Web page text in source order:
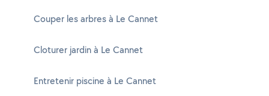
Couper les arbres à Le Cannet
Cloturer jardin à Le Cannet
Entretenir piscine à Le Cannet